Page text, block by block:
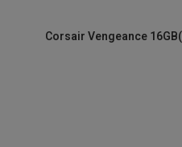
Corsair Vengeance